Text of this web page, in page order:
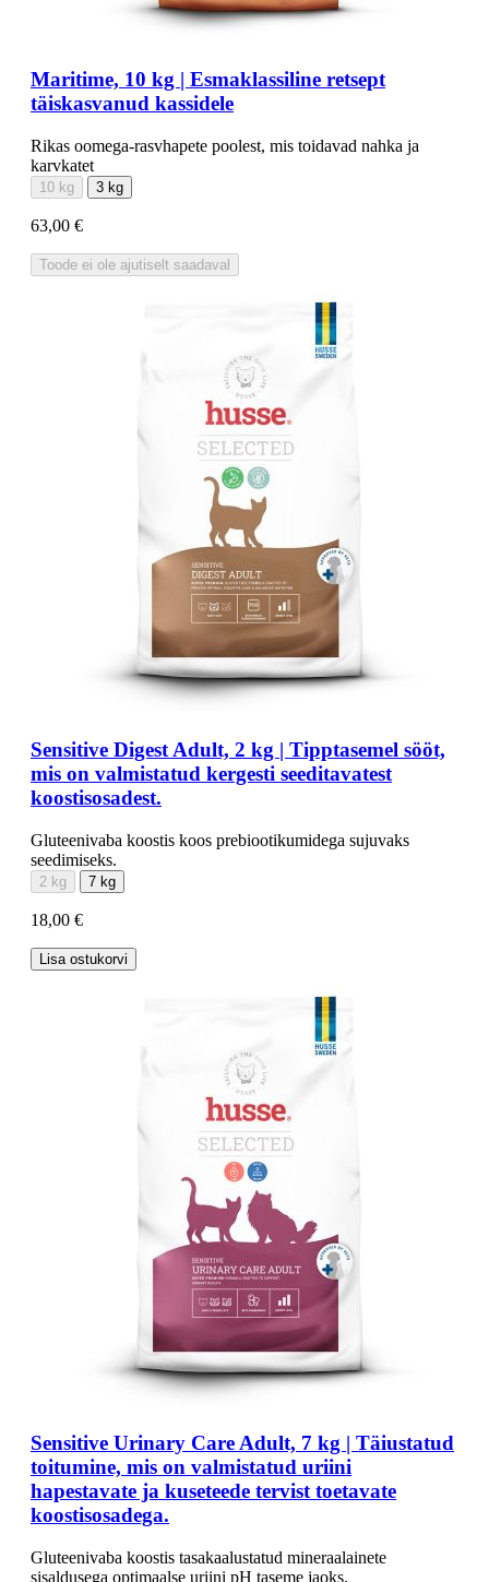
Maritime, 10 kg | Esmaklassiline retsept
täiskasvanud kassidele
Rikas oomega-rasvhapete poolest, mis toidavad nahka ja
karvkatet
10 kg 3 kg
63,00 €
Toode ei ole ajutiselt saadaval
Sensitive Digest Adult, 2 kg | Tipptasemel sööt,
mis on valmistatud kergesti seeditavatest
koostisosadest.
Gluteenivaba koostis koos prebiootikumidega sujuvaks
seedimiseks.
2 kg 7 kg
18,00 €
Lisa ostukorvi
Sensitive Urinary Care Adult, 7 kg | Täiustatud
toitumine, mis on valmistatud uriini
hapestavate ja kuseteede tervist toetavate
koostisosadega.
Gluteenivaba koostis tasakaalustatud mineraalainete
sisaldusega optimaalse uriini pH taseme jaoks.